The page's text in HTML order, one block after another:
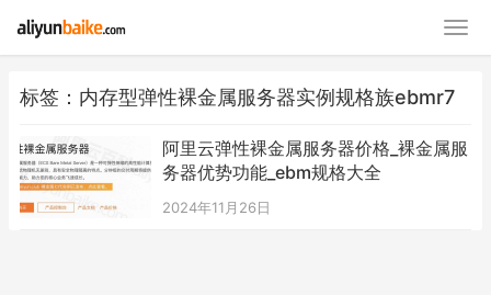
标签：内存型弹性裸金属服务器实例规格族ebmr7
阿里云弹性裸金属服务器价格_裸金属服
务器优势功能_ebm规格大全
2024年11月26日